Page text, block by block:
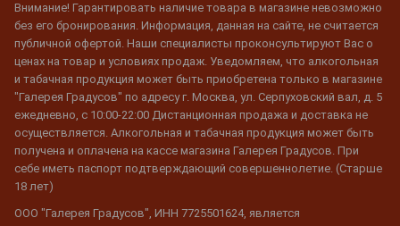
Внимание! Гарантировать наличие товара в магазине невозможно
без его бронирования. Информация, данная на сайте, не считается
публичной офертой. Наши специалисты проконсультируют Вас о
ценах на товар и условиях продаж. Уведомляем, что алкогольная
и табачная продукция может быть приобретена только в магазине
"Галерея Градусов" по адресу г. Москва, ул. Серпуховский вал, д. 5
ежедневно, с 10:00-22:00 Дистанционная продажа и доставка не
осуществляется. Алкогольная и табачная продукция может быть
получена и оплачена на кассе магазина Галерея Градусов. При
себе иметь паспорт подтверждающий совершеннолетие. (Старше
18 лет)
ООО "Галерея Градусов", ИНН 7725501624, является